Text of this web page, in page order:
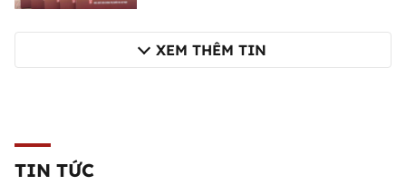
XEM THÊM TIN
TIN TỨC